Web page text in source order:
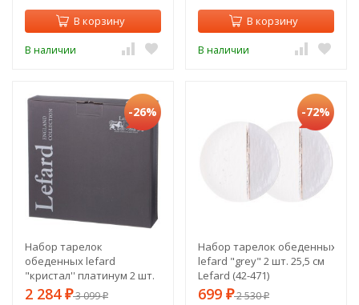
В корзину
В наличии
В корзину
В наличии
-26%
Набор тарелок
обеденных lefard
"кристал'' платинум 2 шт.
26,7 см Lefard (414-060)
2 284 ₽3 099₽
-72%
Набор тарелок обеденных
lefard "grey" 2 шт. 25,5 см
Lefard (42-471)
699 ₽2 530₽